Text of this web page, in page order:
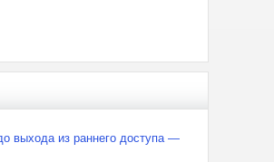
выхода из раннего доступа —